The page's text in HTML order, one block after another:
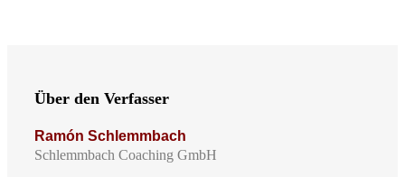
Über den Verfasser
Ramón Schlemmbach
Schlemmbach Coaching GmbH